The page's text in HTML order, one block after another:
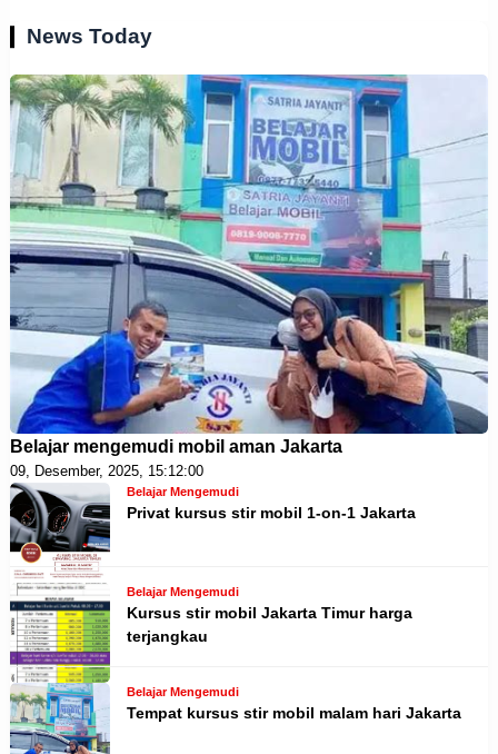
News Today
Belajar mengemudi mobil aman Jakarta
09, Desember, 2025, 15:12:00
Belajar Mengemudi
Privat kursus stir mobil 1-on-1 Jakarta
Belajar Mengemudi
Kursus stir mobil Jakarta Timur harga
terjangkau
Belajar Mengemudi
Tempat kursus stir mobil malam hari Jakarta